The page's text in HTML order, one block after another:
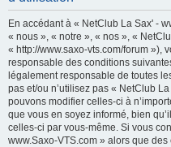
En accédant à « NetClub La Sax' -
« nous », « notre », « nos », «
« http://www.saxo-vts.com/forum »),
responsable des conditions
légalement responsable de toutes
pas et/ou n’utilisez pas « NetClub
pouvons modifier celles-ci à
que vous en soyez informé, bien
celles-ci par vous-même. Si vous
www.Saxo-VTS.com » alors que